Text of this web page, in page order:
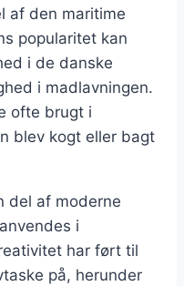
af den maritime
popularitet kan
i de danske
i madlavningen.
ofte brugt i
blev kogt eller bagt
del af moderne
i
har ført til
på, herunder